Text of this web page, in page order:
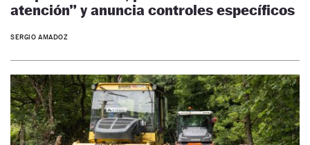
atención” y anuncia controles específicos
SERGIO AMADOZ